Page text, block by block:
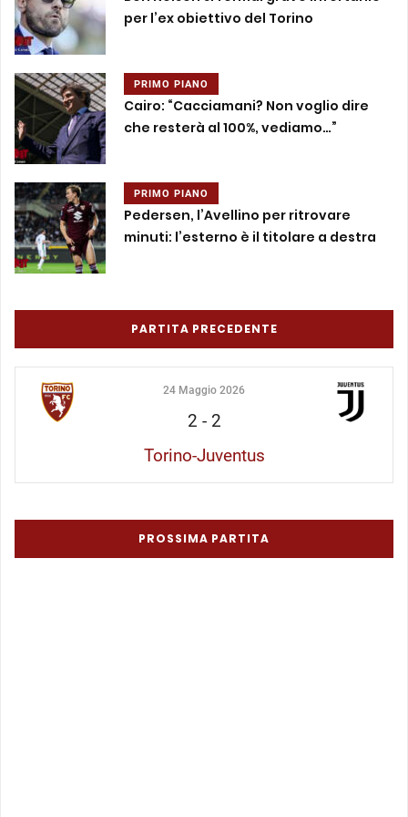
per l’ex obiettivo del Torino
PRIMO PIANO
Cairo: “Cacciamani? Non voglio dire
che resterà al 100%, vediamo…”
PRIMO PIANO
Pedersen, l’Avellino per ritrovare
minuti: l’esterno è il titolare a destra
PARTITA PRECEDENTE
24 Maggio 2026
2 - 2
Torino-Juventus
PROSSIMA PARTITA